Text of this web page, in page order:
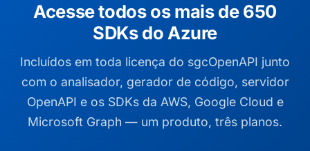
Acesse todos os mais de 650
SDKs do Azure
Incluídos em toda licença do sgcOpenAPI junto
com o analisador, gerador de código, servidor
OpenAPI e os SDKs da AWS, Google Cloud e
Microsoft Graph — um produto, três planos.